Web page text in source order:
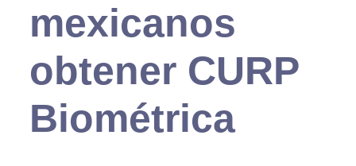
mexicanos
obtener CURP
Biométrica